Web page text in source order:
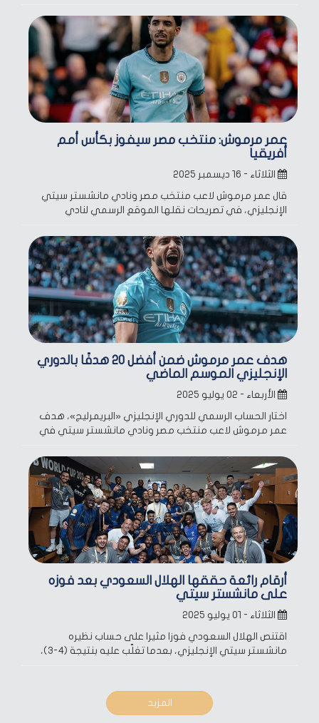
عمر مرموش: منتخب مصر سيفوز بكأس أمم
أفريقيا
الثلاثاء - ١٦ ديسمبر ٢٠٢٥
قال عمر مرموش لاعب منتخب مصر ونادي مانشستر سيتي
الإنجليزي، في تصريحات نقلها الموقع الرسمي لنادي
هدف عمر مرموش ضمن أفضل 20 هدفًا بالدوري
الإنجليزي الموسم الماضي
الأربعاء - ٠٢ يوليو ٢٠٢٥
اختار الحساب الرسمي للدوري الإنجليزي «البريمرليج»، هدف
عمر مرموش لاعب منتخب مصر ونادي مانشستر سيتي في
أرقام رائعة حققها الهلال السعودي بعد فوزه
على مانشستر سيتي
الثلاثاء - ٠١ يوليو ٢٠٢٥
اقتنص الهلال السعودي فوزا مثيرا على حساب نظيره
مانشستر سيتي الإنجليزي، بعدما تغلّب عليه بنتيجة (4-3)،
المزيد